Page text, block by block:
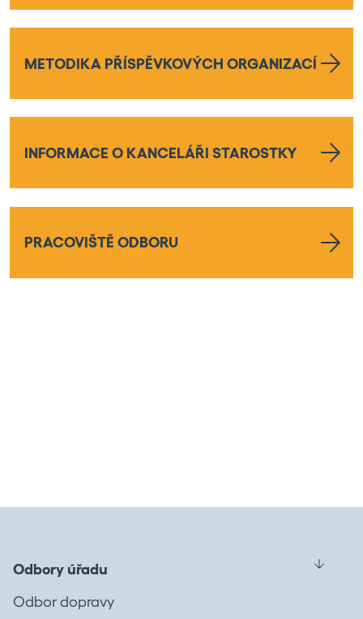
METODIKA PŘÍSPĚVKOVÝCH ORGANIZACÍ
INFORMACE O KANCELÁŘI STAROSTKY
PRACOVIŠTĚ ODBORU
Odbory úřadu
Odbor dopravy